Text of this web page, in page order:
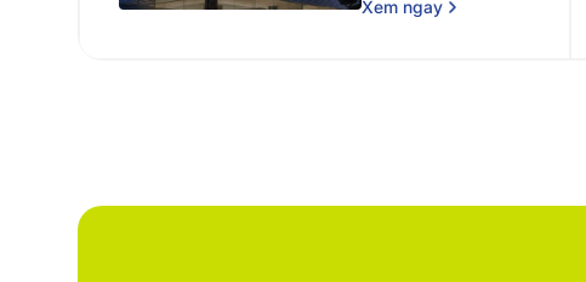
Xem ngay